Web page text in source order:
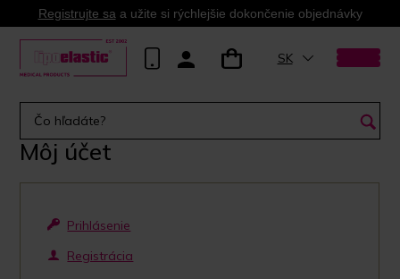
Registrujte sa a užite si rýchlejšie dokončenie objednávky
SK
Môj účet
Prihlásenie
Registrácia